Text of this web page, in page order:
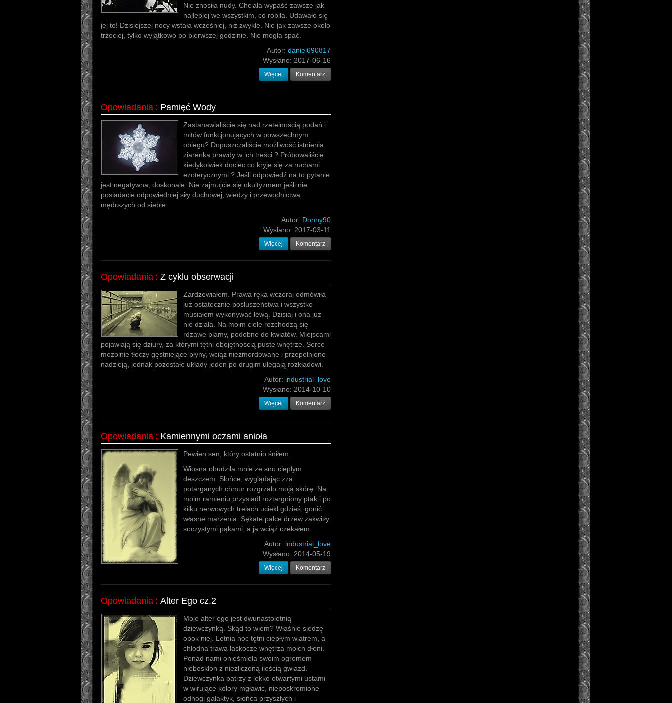
Nie znosiła nudy. Chciała wypaść zawsze jak
najlepiej we wszystkim, co robiła. Udawało się
jej to! Dzisiejszej nocy wstała wcześniej, niż zwykle. Nie jak zawsze około
trzeciej, tylko wyjątkowo po pierwszej godzinie. Nie mogła spać.
Autor: daniel690817
Wysłano: 2017-06-16
Więcej Komentarz
Opowiadania : Pamięć Wody
Zastanawialiście się nad rzetelnością podań i
mitów funkcjonujących w powszechnym
obiegu? Dopuszczaliście możliwość istnienia
ziarenka prawdy w ich treści ? Próbowaliście
kiedykolwiek dociec co kryje się za ruchami
ezoterycznymi ? Jeśli odpowiedź na to pytanie
jest negatywna, doskonale. Nie zajmujcie się okultyzmem jeśli nie
posiadacie odpowiedniej siły duchowej, wiedzy i przewodnictwa
mędrszych od siebie.
Autor: Donny90
Wysłano: 2017-03-11
Więcej Komentarz
Opowiadania : Z cyklu obserwacji
Zardzewiałem. Prawa ręka wczoraj odmówiła
już ostatecznie posłuszeństwa i wszystko
musiałem wykonywać lewą. Dzisiaj i ona już
nie działa. Na moim ciele rozchodzą się
rdzawe plamy, podobne do kwiatów. Miejscami
pojawiają się dziury, za którymi tętni obojętnością puste wnętrze. Serce
mozolnie tłoczy gęstniejące płyny, wciąż niezmordowane i przepełnione
nadzieją, jednak pozostałe układy jeden po drugim ulegają rozkładowi.
Autor: industrial_love
Wysłano: 2014-10-10
Więcej Komentarz
Opowiadania : Kamiennymi oczami anioła
Pewien sen, który ostatnio śniłem.
Wiosna obudziła mnie ze snu ciepłym
deszczem. Słońce, wyglądając zza
potarganych chmur rozgrzało moją skórę. Na
moim ramieniu przysiadł roztargniony ptak i po
kilku nerwowych trelach uciekł gdzieś, gonić
własne marzenia. Sękate palce drzew zakwitły
soczystymi pąkami, a ja wciąż czekałem.
Autor: industrial_love
Wysłano: 2014-05-19
Więcej Komentarz
Opowiadania : Alter Ego cz.2
Moje alter ego jest dwunastoletnią
dziewczynką. Skąd to wiem? Właśnie siedzę
obok niej. Letnia noc tętni ciepłym wiatrem, a
chłodna trawa łaskocze wnętrza moich dłoni.
Ponad nami onieśmiela swoim ogromem
nieboskłon z niezliczoną ilością gwiazd.
Dziewczynka patrzy z lekko otwartymi ustami
w wirujące kolory mgławic, nieposkromione
odnogi galaktyk, słońca przyszłych i